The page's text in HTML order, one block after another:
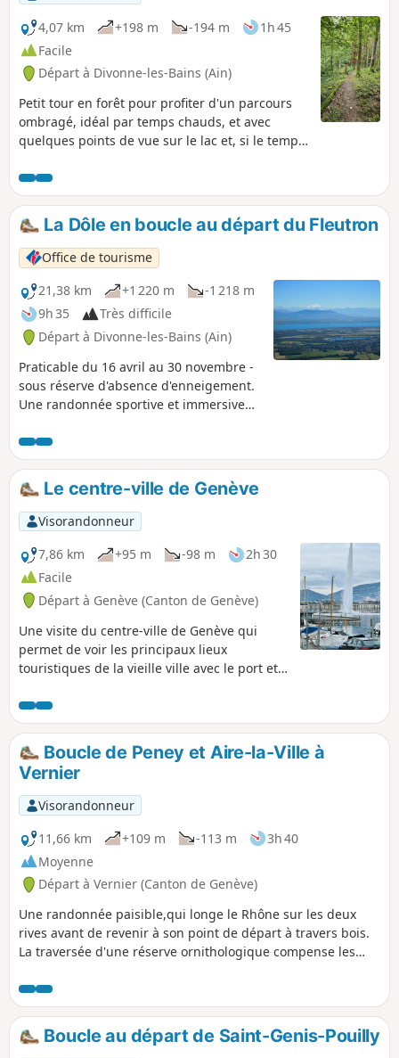
4,07 km
+198 m -194 m
1h 45
Facile
Départ à Divonne-les-Bains (Ain)
Petit tour en forêt pour profiter d'un parcours
ombragé, idéal par temps chauds, et avec
quelques points de vue sur le lac et, si le temps
qui serpentent dans la nature verdoyante Parc
naturel : les animaux doivent être tenus en
laisse et sont interdits sur une portion du
parcours. Application Visorando conseillée
La Dôle en boucle au départ du Fleutron
Office de tourisme
21,38 km
+1 220 m
-1 218 m
9h 35
Très difficile
Départ à Divonne-les-Bains (Ain)
Praticable du 16 avril au 30 novembre -
sous réserve d'absence d'enneigement.
Une randonnée sportive et immersive
Depuis le Fleutron, l’itinéraire alterne
forêts profondes, crêtes dégagées et
pâturages d’altitude. Après avoir franchi
la frontière franco-suisse, vous
atteindrez l’un des sommets
emblématiques du Jura suisse, offrant
un panorama à 360° sur le Léman, les
Alpes et le Mont Blanc. Ce parcours,
exigeant mais grandiose, traverse des
espaces naturels préservés au cœur du
Parc naturel régional du Haut-Jura et de
la Réserve naturelle nationale de la
Haute Chaîne du Jura. Chiens interdits,
respecter la réglementation en vigueur
pour préserver cet environnement
remarquable (voir la rubrique des
informations pratiques).
Le centre-ville de Genève
Visorandonneur
7,86 km
+95 m -98 m
2h 30
Facile
Départ à Genève (Canton de Genève)
Une visite du centre-ville de Genève qui
permet de voir les principaux lieux
touristiques de la vieille ville avec le port et
Boucle de Peney et Aire-la-Ville à
Vernier
Visorandonneur
11,66 km
+109 m -113 m
3h 40
Moyenne
Départ à Vernier (Canton de Genève)
Une randonnée paisible,qui longe le Rhône sur les deux
rives avant de revenir à son point de départ à travers bois.
La traversée d'une réserve ornithologique compense les
sentiers forestiers peuvent être un peu boueux, donc
glissants en automne et en hiver. Une partie du parcours en
forêt dans les Bois du Château est mal balisée mais aucune
crainte, il est difficile de se perdre .
Boucle au départ de Saint-Genis-Pouilly